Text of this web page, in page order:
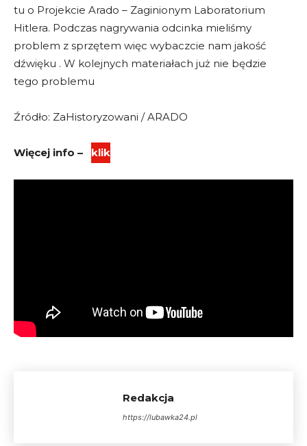
tu o Projekcie Arado – Zaginionym Laboratorium
Hitlera. Podczas nagrywania odcinka mieliśmy
problem z sprzętem więc wybaczcie nam jakość
dźwięku . W kolejnych materiałach już nie będzie
tego problemu
Źródło: ZaHistoryzowani / ARADO
Więcej info – klik
Redakcja
https://lubawka24.pl